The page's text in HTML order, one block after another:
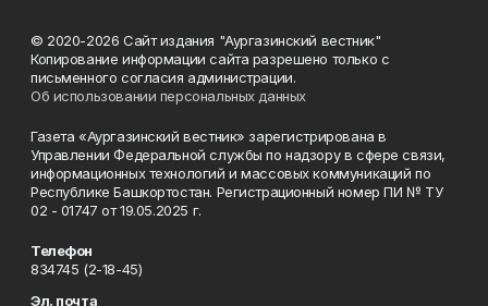
© 2020-2026 Сайт издания "Аургазинский вестник"
Копирование информации сайта разрешено только с
письменного согласия администрации.
Об использовании персональных данных
Газета «Аургазинский вестник» зарегистрирована в
Управлении Федеральной службы по надзору в сфере связи,
информационных технологий и массовых коммуникаций по
Республике Башкортостан. Регистрационный номер ПИ № ТУ
02 - 01747 от 19.05.2025 г.
Телефон
834745 (2-18-45)
Эл. почта